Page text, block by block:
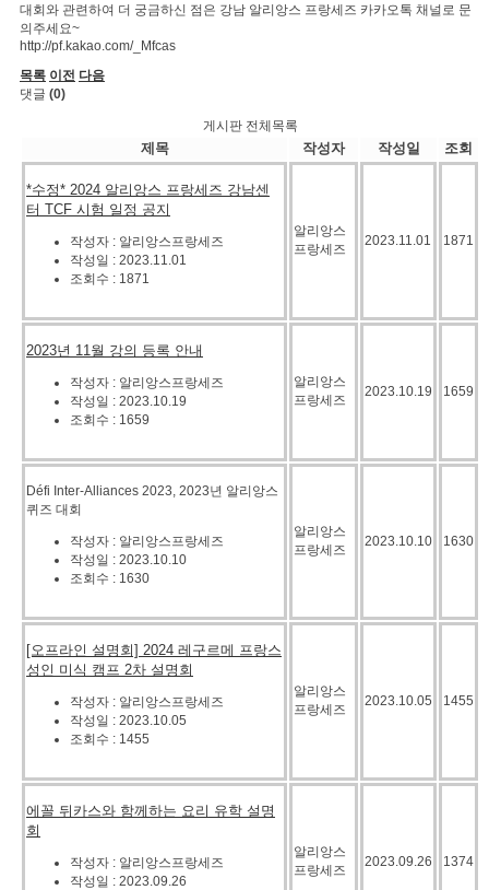
대회와 관련하여 더 궁금하신 점은 강남 알리앙스 프랑세즈 카카오톡 채널로 문
의주세요~
http://pf.kakao.com/_Mfcas
목록 이전 다음
댓글 (0)
게시판 전체목록
제목 작성자 작성일 조회
*수정* 2024 알리앙스 프랑세즈 강남센
터 TCF 시험 일정 공지
작성자 : 알리앙스프랑세즈
작성일 : 2023.11.01
조회수 : 1871
알리앙스
프랑세즈
2023.11.01 1871
2023년 11월 강의 등록 안내
작성자 : 알리앙스프랑세즈
작성일 : 2023.10.19
조회수 : 1659
알리앙스
프랑세즈
2023.10.19 1659
Défi Inter-Alliances 2023, 2023년 알리앙스
퀴즈 대회
작성자 : 알리앙스프랑세즈
작성일 : 2023.10.10
조회수 : 1630
알리앙스
프랑세즈
2023.10.10 1630
[오프라인 설명회] 2024 레구르메 프랑스
성인 미식 캠프 2차 설명회
작성자 : 알리앙스프랑세즈
작성일 : 2023.10.05
조회수 : 1455
알리앙스
프랑세즈
2023.10.05 1455
에꼴 뒤카스와 함께하는 요리 유학 설명
회
작성자 : 알리앙스프랑세즈
작성일 : 2023.09.26
알리앙스
프랑세즈
2023.09.26 1374